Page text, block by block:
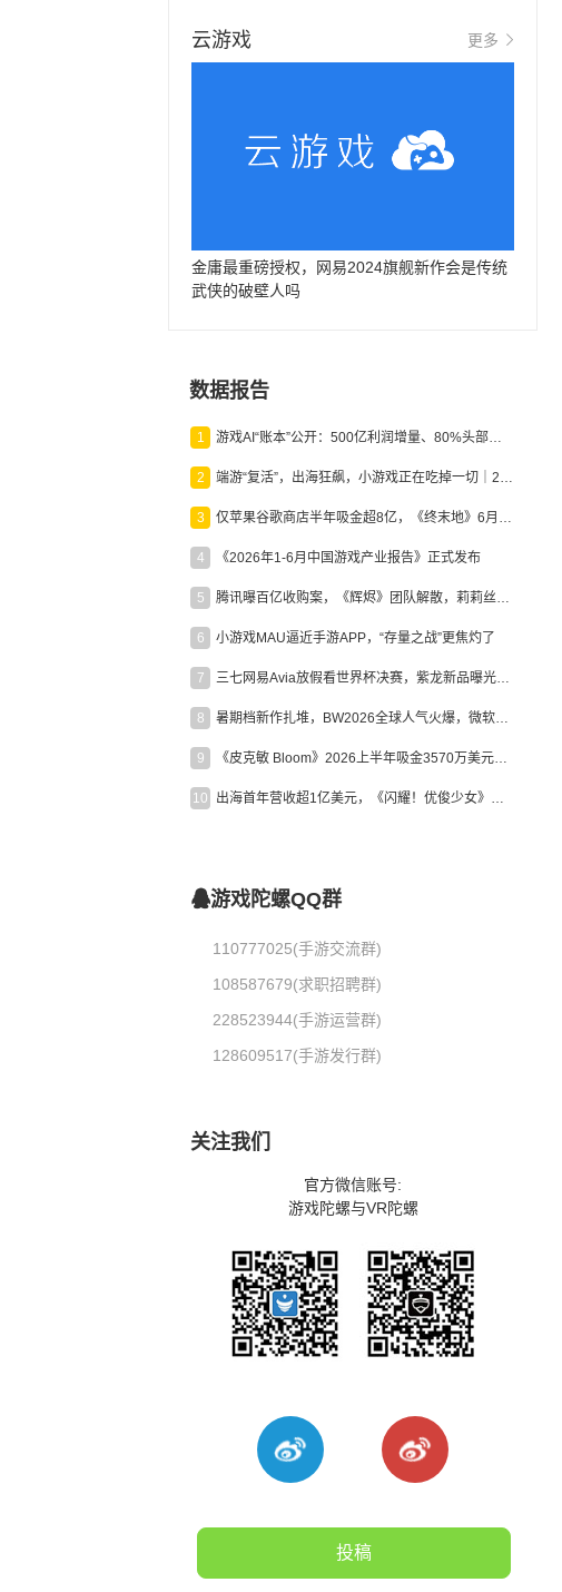
云游戏 更多
金庸最重磅授权，网易2024旗舰新作会是传统
武侠的破壁人吗
数据报告
1 游戏AI“账本”公开：500亿利润增量、80%头部入局，谁在闷声发财？
2 端游“复活”，出海狂飙，小游戏正在吃掉一切｜2026上半年产业报告
3 仅苹果谷歌商店半年吸金超8亿，《终末地》6月份收入显著回暖
4 《2026年1-6月中国游戏产业报告》正式发布
5 腾讯曝百亿收购案，《辉烬》团队解散，莉莉丝新作曝光｜陀螺周报
6 小游戏MAU逼近手游APP，“存量之战”更焦灼了
7 三七网易Avia放假看世界杯决赛，紫龙新品曝光，米哈游新作上线 | 陀螺周报
8 暑期档新作扎堆，BW2026全球人气火爆，微软XBOX大裁员|陀螺周报
9 《皮克敏 Bloom》2026上半年吸金3570万美元，中国台湾成最大市场
10 出海首年营收超1亿美元，《闪耀！优俊少女》美国市场占比达七成
游戏陀螺QQ群
110777025(手游交流群)
108587679(求职招聘群)
228523944(手游运营群)
128609517(手游发行群)
关注我们
官方微信账号:
游戏陀螺与VR陀螺
投稿